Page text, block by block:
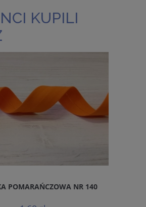
KUPILI
POMARAŃCZOWA NR 140